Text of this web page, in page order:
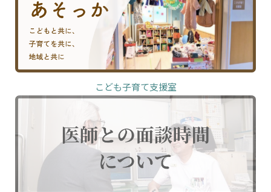
こども子育て支援室